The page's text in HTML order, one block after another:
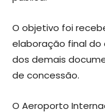
O objetivo foi
elaboração final
dos demais
de concessão.
O Aeroporto